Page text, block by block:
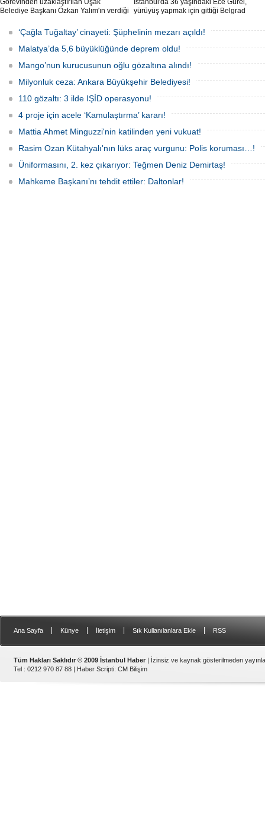
Görevinden uzaklaştırılan Uşak
Belediye Başkanı Özkan Yalım'ın verdiği
İstanbul'da 36 yaşındaki Ece Gürel,
yürüyüş yapmak için gittiği Belgrad
karıştı. 4 gün sonra sağ bulunan ancak
kaldırıldığı hastanede hayatını
kaybeden Ece'nin ölümüyle ilgili
soruşturma tamamlanırken, dikkat
çeken detaylar yer aldı.
‘Çağla Tuğaltay’ cinayeti: Şüphelinin mezarı açıldı!
Malatya’da 5,6 büyüklüğünde deprem oldu!
Mango’nun kurucusunun oğlu gözaltına alındı!
Milyonluk ceza: Ankara Büyükşehir Belediyesi!
110 gözaltı: 3 ilde IŞİD operasyonu!
4 proje için acele ‘Kamulaştırma’ kararı!
Mattia Ahmet Minguzzi'nin katilinden yeni vukuat!
Rasim Ozan Kütahyalı'nın lüks araç vurgunu: Polis koruması…!
Üniformasını, 2. kez çıkarıyor: Teğmen Deniz Demirtaş!
Mahkeme Başkanı’nı tehdit ettiler: Daltonlar!
Ana Sayfa Künye İletişim Sık Kullanılanlara Ekle RSS
Tüm Hakları Saklıdır © 2009 İstanbul Haber | İzinsiz ve kaynak gösterilmeden
Tel : 0212 970 87 88 | Haber Scripti: CM Bilişim